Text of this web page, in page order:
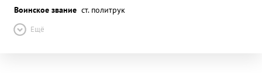
Воинское звание ст. политрук
Ещё